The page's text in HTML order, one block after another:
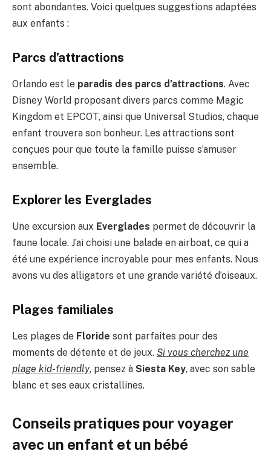
sont abondantes. Voici quelques suggestions adaptées
aux enfants :
Parcs d’attractions
Orlando est le paradis des parcs d’attractions. Avec
Disney World proposant divers parcs comme Magic
Kingdom et EPCOT, ainsi que Universal Studios, chaque
enfant trouvera son bonheur. Les attractions sont
conçues pour que toute la famille puisse s’amuser
ensemble.
Explorer les Everglades
Une excursion aux Everglades permet de découvrir la
faune locale. J’ai choisi une balade en airboat, ce qui a
été une expérience incroyable pour mes enfants. Nous
avons vu des alligators et une grande variété d’oiseaux.
Plages familiales
Les plages de Floride sont parfaites pour des
moments de détente et de jeux. Si vous cherchez une
plage kid-friendly, pensez à Siesta Key, avec son sable
blanc et ses eaux cristallines.
Conseils pratiques pour voyager
avec un enfant et un bébé